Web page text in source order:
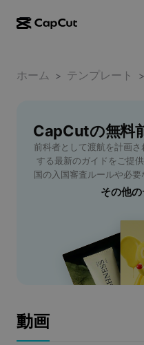
CapCutデスクトップ
CapCut Pad
CapCutモバイル
動画スタジオ
AI動画ジェネレーター
AI画像ジェネレーター
Dreamina Seedance
Nano Banana Pro
動画エディター＆ジェ
画像エディター＆ジェ
音声ジェネレーター＆
ユースケース
マーケティング
ソーシャルメディアの
その他
カレンダーのテンプレ
アニバーサリーのテン
エフェクトのテンプレ
取り組み
アフィリエイト
パイオニアプログラム
クリエイティブパート
CapCutクリエイティ
トラストセンター
ホーム > テンプレート >
前科者として渡航を計画
する最新のガイドをご提
国の入国審査ルールや必
を実現するためのポイン
航を検討されている再出
したい方に最適な信頼で
法令、入国規制、リスク
な知識をこの1ページで網
し
その他
動画